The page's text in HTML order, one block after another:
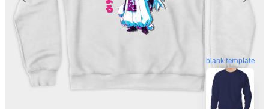
blank template